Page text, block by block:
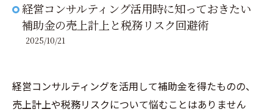
経営コンサルティング活用時に知っておきたい
補助金の売上計上と税務リスク回避術
2025/10/21
経営コンサルティングを活用して補助金を得たものの、
売上計上や税務リスクについて悩むことはありません